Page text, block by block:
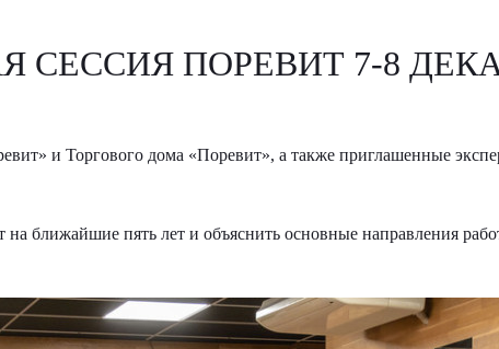
ПОРЕВИТ 7-8
и Торгового дома «Поревит», а также приглашенные
ближайшие пять лет и объяснить основные направления